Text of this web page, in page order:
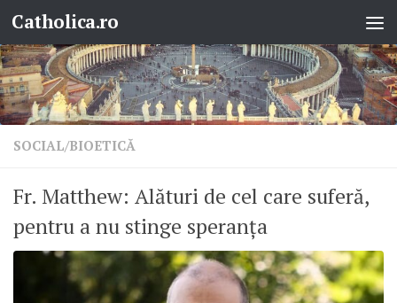
Skip to content
Catholica.ro
SOCIAL/BIOETICĂ
Fr. Matthew: Alături de cel care suferă,
pentru a nu stinge speranța